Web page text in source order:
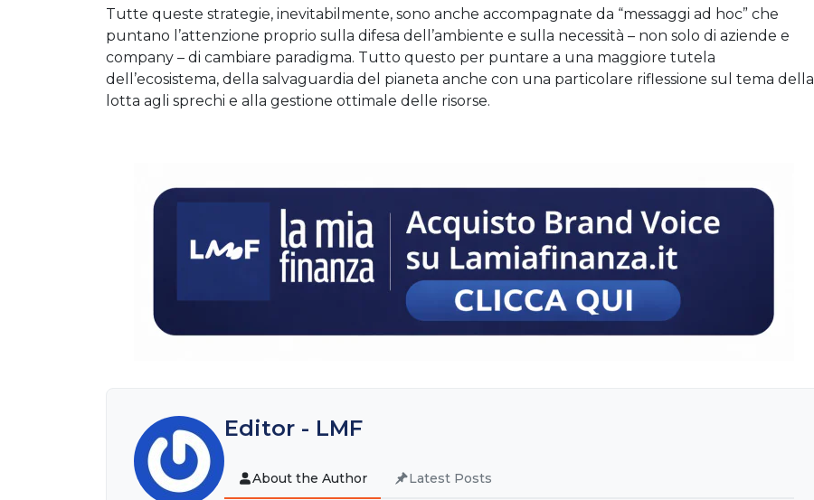
Tutte queste strategie, inevitabilmente, sono anche accompagnate da “messaggi ad hoc” che
puntano l’attenzione proprio sulla difesa dell’ambiente e sulla necessità – non solo di aziende e
company – di cambiare paradigma. Tutto questo per puntare a una maggiore tutela
dell’ecosistema, della salvaguardia del pianeta anche con una particolare riflessione sul tema della
lotta agli sprechi e alla gestione ottimale delle risorse.
Editor - LMF
About the Author Latest Posts